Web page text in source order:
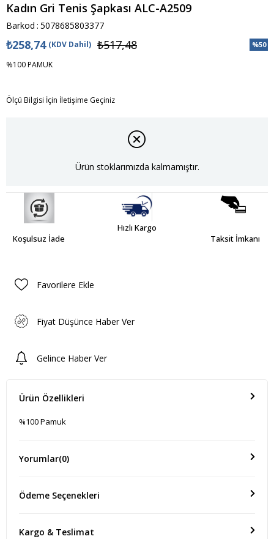
Kadın Gri Tenis Şapkası ALC-A2509
Barkod : 5078685803377
%50
₺517,48
₺258,74 (KDV Dahil)
%100 PAMUK
Ölçü Bilgisi İçin İletişime Geçiniz
Ürün stoklarımızda kalmamıştır.
Koşulsuz İade
Hızlı Kargo
Taksit İmkanı
Favorilere Ekle
Fiyat Düşünce Haber Ver
Gelince Haber Ver
Ürün Özellikleri
%100 Pamuk
Yorumlar(0)
Ödeme Seçenekleri
Kargo & Teslimat